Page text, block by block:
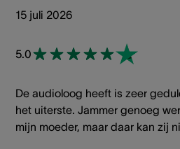
15 juli 2026
5.0
De audioloog heeft is zeer
het uiterste. Jammer genoeg
mijn moeder, maar daar kan zij